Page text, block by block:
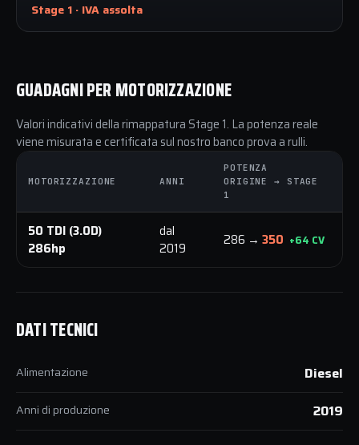
Stage 1 · IVA assolta
GUADAGNI PER MOTORIZZAZIONE
Valori indicativi della rimappatura Stage 1. La potenza reale
viene misurata e certificata sul nostro banco prova a rulli.
MOTORIZZAZIONE ANNI
POTENZA
ORIGINE → STAGE
1
50 TDI (3.0D)
286hp
dal
2019
286 → 350 +64 CV
DATI TECNICI
Alimentazione Diesel
Anni di produzione 2019